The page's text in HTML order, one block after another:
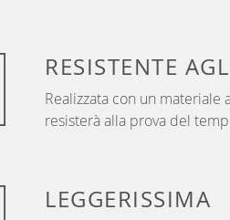
RESISTENTE
Realizzata con un
resisterà alla prova del
LEGGERISSIMA